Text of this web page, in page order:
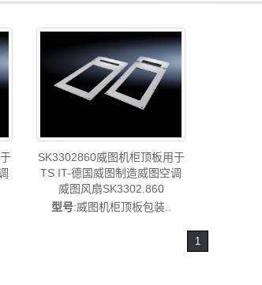
SK3302860威图机柜顶板用于
TS IT-德国威图制造威图空调
威图风扇SK3302.860
型号:威图机柜顶板包装..
1